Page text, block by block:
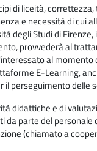
di liceità,
e necessità di cui
degli Studi di
provvederà al
al momento
E-Learning,
il perseguimento delle
didattiche e di
da parte del personale
(chiamato a